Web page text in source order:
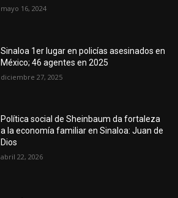
mayo 16, 2024
Sinaloa 1er lugar en policías asesinados en
México; 46 agentes en 2025
diciembre 27, 2025
Política social de Sheinbaum da fortaleza
a la economía familiar en Sinaloa: Juan de
Dios
abril 22, 2026